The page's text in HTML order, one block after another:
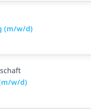
(m/w/d)
w/d)